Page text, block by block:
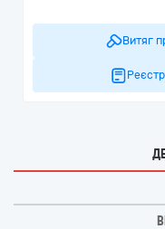
Витяг